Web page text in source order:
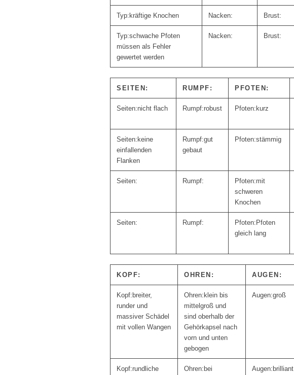
kräftige Knochen
schwache Pfoten
müssen als Fehler
gewertet werden
SEITEN: RUMPF: PFOTEN:
nicht flach robust kurz
keine
einfallenden
Flanken
gut
gebaut
stämmig
mit
schweren
Knochen
Pfoten
gleich lang
KOPF: OHREN: AUGEN:
breiter,
runder und
massiver Schädel
mit vollen Wangen
klein bis
mittelgroß und
sind oberhalb der
Gehörkapsel nach
vorn und unten
gebogen
groß
rundliche
bei
brilliant